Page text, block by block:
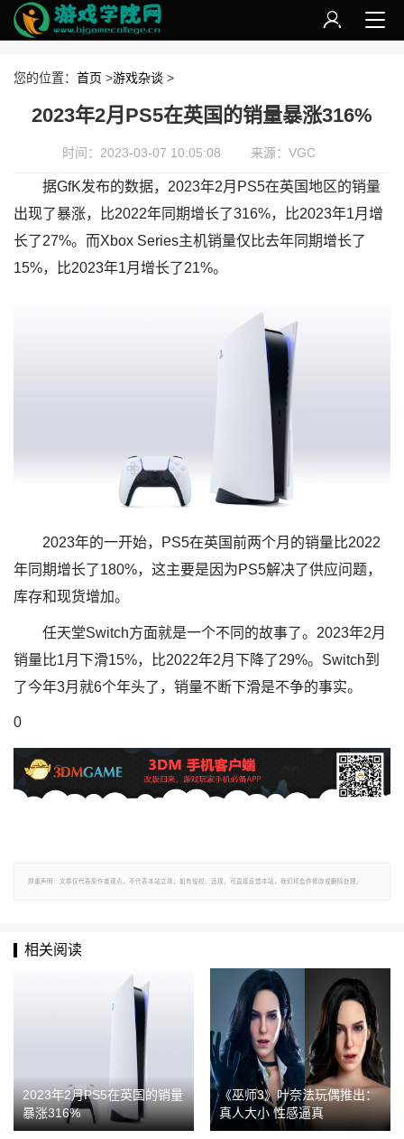
您的位置： 首页 >游戏杂谈 >
2023年2月PS5在英国的销量暴涨316%
时间：2023-03-07 10:05:08 来源：VGC
据GfK发布的数据，2023年2月PS5在英国地区的销量
出现了暴涨，比2022年同期增长了316%，比2023年1月增
长了27%。而Xbox Series主机销量仅比去年同期增长了
15%，比2023年1月增长了21%。
2023年的一开始，PS5在英国前两个月的销量比2022
年同期增长了180%，这主要是因为PS5解决了供应问题，
库存和现货增加。
任天堂Switch方面就是一个不同的故事了。2023年2月
销量比1月下滑15%，比2022年2月下降了29%。Switch到
了今年3月就6个年头了，销量不断下滑是不争的事实。
0
郑重声明：文章仅代表原作者观点，不代表本站立场；如有侵权、违规，可直接反馈本站，我们将会作修改或删除处理。
相关阅读
2023年2月PS5在英国的销量
暴涨316%
《巫师3》叶奈法玩偶推出：
真人大小 性感逼真